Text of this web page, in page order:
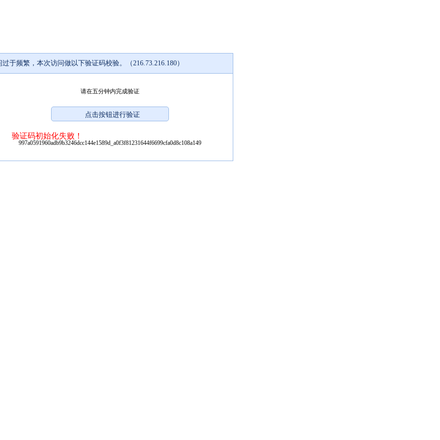
过于频繁，本次访问做以下验证码校验。（216.73.216.180）
请在五分钟内完成验证
验证码初始化失败！
997a0591960adb9b3246dcc144e1589d_a0f3f81231644f6699cfa0d8c108a149